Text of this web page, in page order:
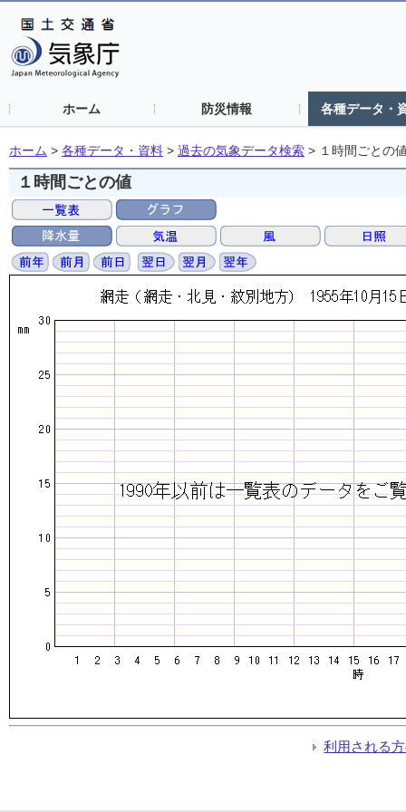
ホーム 防災情報 各種データ・
ホーム > 各種データ・資料 > 過去の気象データ検索 > １時間ごとの
１時間ごとの値
利用される